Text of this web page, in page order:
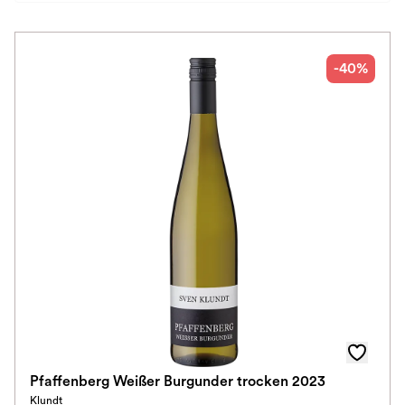
-40%
Pfaffenberg Weißer Burgunder trocken 2023
Klundt